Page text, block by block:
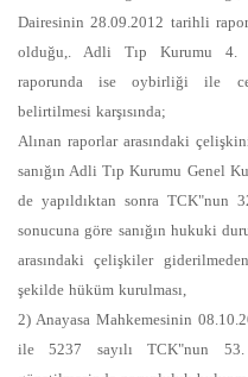
Dairesinin 28.09.2012 tarihli
olduğu,. Adli Tıp Kurumu 4.
raporunda ise oybirliği ile
belirtilmesi karşısında;
Alınan raporlar arasındaki
sanığın Adli Tıp Kurumu Genel
de yapıldıktan sonra TCK"nun
sonucuna göre sanığın hukuki
arasındaki çelişkiler
şekilde hüküm kurulması,
2) Anayasa Mahkemesinin
ile 5237 sayılı TCK"nun 53.